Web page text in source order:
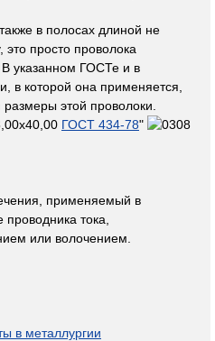
в полосах длиной не
просто проволока
В указанном ГОСТе и в
в которой она применяется,
этой проволоки.
ГОСТ 434-78"
применяемый в
проводника тока,
или волочением.
в металлургии